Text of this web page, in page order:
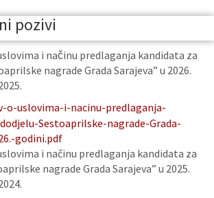
pozivi
i načinu predlaganja kandidata za
nagrade Grada Sarajeva” u 2026.
o-uslovima-i-nacinu-predlaganja-
Sestoaprilske-nagrade-Grada-
godini.pdf
i načinu predlaganja kandidata za
nagrade Grada Sarajeva” u 2025.